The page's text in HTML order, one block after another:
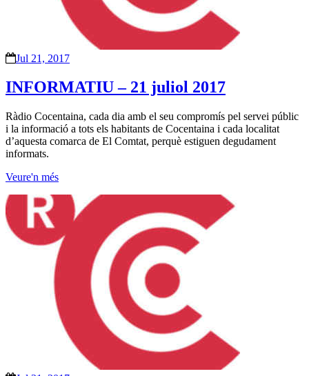
Jul 21, 2017
INFORMATIU – 21 juliol 2017
Ràdio Cocentaina, cada dia amb el seu compromís pel servei públic
i la informació a tots els habitants de Cocentaina i cada localitat
d’aquesta comarca de El Comtat, perquè estiguen degudament
informats.
Veure'n més